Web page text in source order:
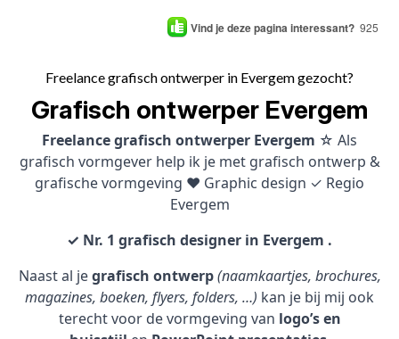
Vind je deze pagina interessant? 925
Freelance grafisch ontwerper in Evergem gezocht?
Grafisch ontwerper Evergem
Freelance grafisch ontwerper Evergem ☆ Als
grafisch vormgever help ik je met grafisch ontwerp &
grafische vormgeving ♥ Graphic design ✓ Regio
Evergem
✓ Nr. 1 grafisch designer in Evergem .
Naast al jegrafisch ontwerp (naamkaartjes, brochures,
magazines, boeken, flyers, folders, …) kan je bij mij ook
terecht voor de vormgeving van logo’s en